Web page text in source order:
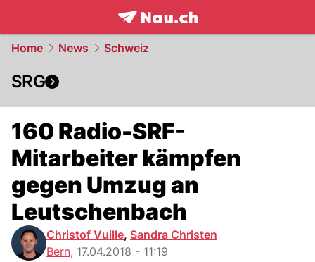
frontpage.NAU.ch
Home News Schweiz
SRG
160 Radio-SRF-
Mitarbeiter kämpfen
gegen Umzug an
Leutschenbach
Christof Vuille, Sandra Christen
Bern, 17.04.2018 - 11:19